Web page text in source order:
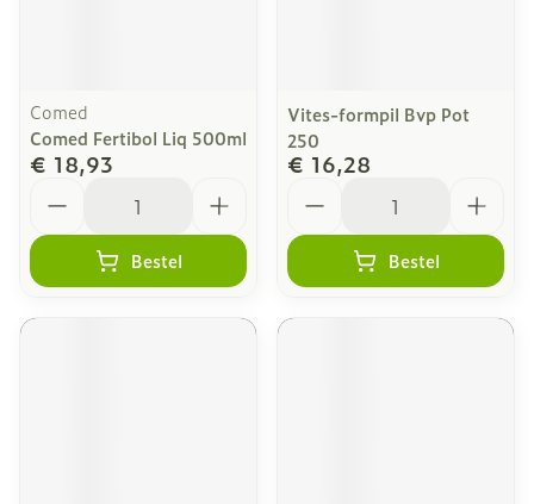
Comed
Comed Fertibol Liq 500ml
€ 18,93
Bestel
Vites-formpil Bvp Pot
250
€ 16,28
Bestel